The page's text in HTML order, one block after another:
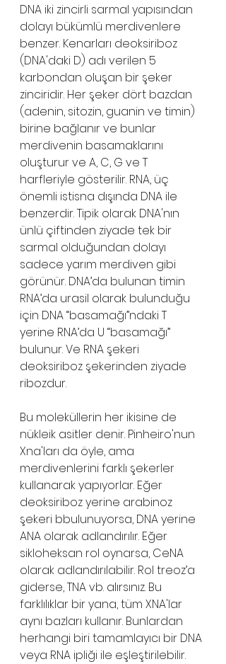
DNA iki zincirli sarmal yapısından
dolayı bükümlü merdivenlere
benzer. Kenarları deoksiriboz
(DNA'daki D) adı verilen 5
karbondan oluşan bir şeker
zinciridir. Her şeker dört bazdan
(adenin, sitozin, guanin ve timin)
birine bağlanır ve bunlar
merdivenin basamaklarını
oluşturur ve A, C, G ve T
harfleriyle gösterilir. RNA, üç
önemli istisna dışında DNA ile
benzerdir. Tipik olarak DNA'nın
ünlü çiftinden ziyade tek bir
sarmal olduğundan dolayı
sadece yarım merdiven gibi
görünür. DNA’da bulunan timin
RNA’da urasil olarak bulunduğu
için DNA “basamağı”ndaki T
yerine RNA’da U “basamağı”
bulunur. Ve RNA şekeri
deoksiriboz şekerinden ziyade
ribozdur.
Bu moleküllerin her ikisine de
nükleik asitler denir. Pinheiro'nun
Xna'ları da öyle, ama
merdivenlerini farklı şekerler
kullanarak yapıyorlar. Eğer
deoksiriboz yerine arabinoz
şekeri bbulunuyorsa, DNA yerine
ANA olarak adlandırılır. Eğer
sikloheksan rol oynarsa, CeNA
olarak adlandırılabilir. Rol treoz’a
giderse, TNA vb. alırsınız. Bu
farklılıklar bir yana, tüm XNA'lar
aynı bazları kullanır. Bunlardan
herhangi biri tamamlayıcı bir DNA
veya RNA ipliği ile eşleştirilebilir.